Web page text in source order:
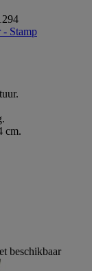
- Stamp
cm.
beschikbaar